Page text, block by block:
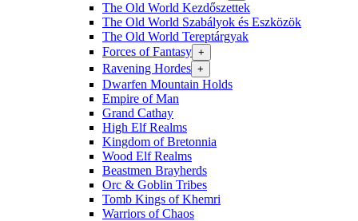
The Old World Kezdőszettek
The Old World Szabályok és Eszközök
The Old World Tereptárgyak
Forces of Fantasy +
Ravening Hordes +
Dwarfen Mountain Holds
Empire of Man
Grand Cathay
High Elf Realms
Kingdom of Bretonnia
Wood Elf Realms
Beastmen Brayherds
Orc & Goblin Tribes
Tomb Kings of Khemri
Warriors of Chaos